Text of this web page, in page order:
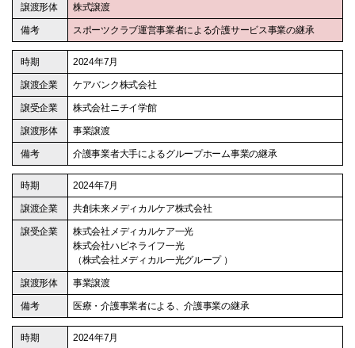
株式譲渡
スポーツクラブ運営事業者による介護サービス事業の継承
2024年7月
ケアバンク株式会社
株式会社ニチイ学館
事業譲渡
介護事業者大手によるグループホーム事業の継承
2024年7月
共創未来メディカルケア株式会社
株式会社メディカルケア一光
株式会社ハピネライフ一光
（株式会社メディカル一光グループ ）
事業譲渡
医療・介護事業者による、介護事業の継承
2024年7月